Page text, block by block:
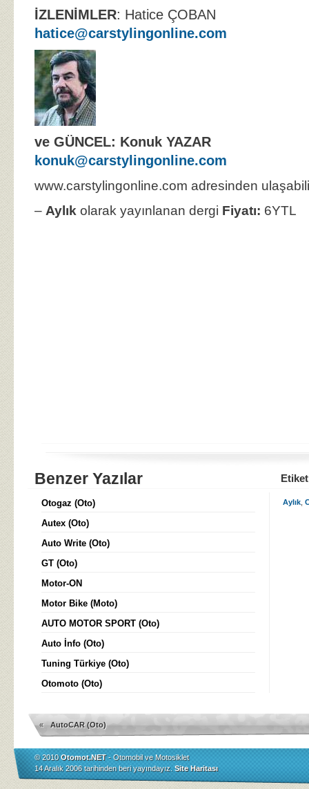
İZLENİMLER: Hatice ÇOBAN
hatice@carstylingonline.com
ve GÜNCEL: Konuk YAZAR
konuk@carstylingonline.com
www.carstylingonline.com adresinden
– Aylık olarak yayınlanan dergi Fiyatı: 6YTL
Benzer Yazılar
Otogaz (Oto)
Autex (Oto)
Auto Write (Oto)
GT (Oto)
Motor-ON
Motor Bike (Moto)
AUTO MOTOR SPORT (Oto)
Auto İnfo (Oto)
Tuning Türkiye (Oto)
Otomoto (Oto)
Aylık
« AutoCAR (Oto)
© 2010Otomot.NET- Otomobil ve Motosiklet
14 Aralık 2006 tarihinden beri yayındayız. Site Haritası